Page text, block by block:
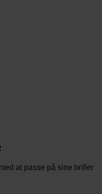
at passe på sine briller